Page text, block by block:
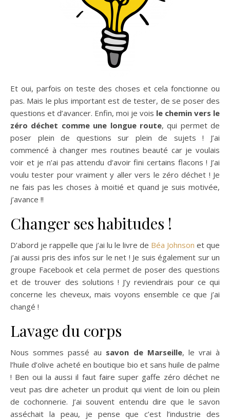
Et oui, parfois on teste des choses et cela fonctionne ou
pas. Mais le plus important est de tester, de se poser des
questions et d’avancer. Enfin, moi je vois le chemin vers le
zéro déchet comme une longue route, qui permet de
poser plein de questions sur plein de sujets ! J’ai
commencé à changer mes routines beauté car je voulais
voir et je n’ai pas attendu d’avoir fini certains flacons ! J’ai
voulu tester pour vraiment y aller vers le zéro déchet ! Je
ne fais pas les choses à moitié et quand je suis motivée,
j’avance !!
Changer ses habitudes !
D’abord je rappelle que j’ai lu le livre de Béa Johnson et que
j’ai aussi pris des infos sur le net ! Je suis également sur un
groupe Facebook et cela permet de poser des questions
et de trouver des solutions ! J’y reviendrais pour ce qui
concerne les cheveux, mais voyons ensemble ce que j’ai
changé !
Lavage du corps
Nous sommes passé au savon de Marseille, le vrai à
l’huile d’olive acheté en boutique bio et sans huile de palme
! Ben oui la aussi il faut faire super gaffe zéro déchet ne
veut pas dire acheter un produit qui vient de loin ou plein
de cochonnerie. J’ai souvent entendu dire que le savon
asséchait la peau, je pense que c’est l’industrie des